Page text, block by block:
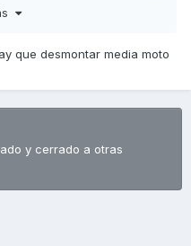
por ahí los tiros? Y donde
que desmontar media moto
y cerrado a otras